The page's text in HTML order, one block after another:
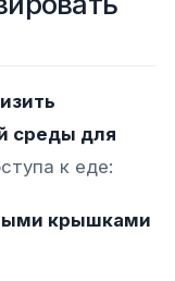
среды для
к еде:
крышками